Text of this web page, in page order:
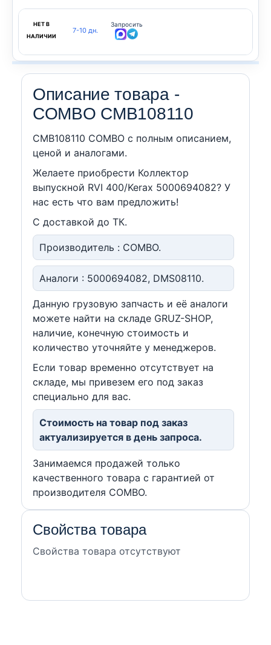
НЕТ В
НАЛИЧИИ
7-10 дн.
Запросить
Описание товара -
COMBO CMB108110
CMB108110 COMBO c полным описанием,
ценой и аналогами.
Желаете приобрести Коллектор
выпускной RVI 400/Kerax 5000694082? У
нас есть что вам предложить!
С доставкой до ТК.
Производитель : COMBO.
Аналоги : 5000694082, DMS08110.
Данную грузовую запчасть и её аналоги
можете найти на складе GRUZ-SHOP,
наличие, конечную стоимость и
количество уточняйте у менеджеров.
Если товар временно отсутствует на
складе, мы привезем его под заказ
специально для вас.
Стоимость на товар под заказ
актуализируется в день запроса.
Занимаемся продажей только
качественного товара с гарантией от
производителя COMBO.
Свойства товара
Свойства товара отсутствуют